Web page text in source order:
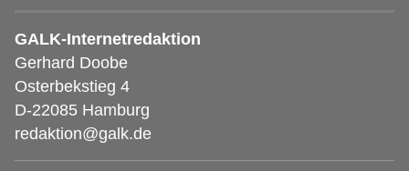
GALK-Internetredaktion
Gerhard Doobe
Osterbekstieg 4
D-22085 Hamburg
redaktion@galk.de